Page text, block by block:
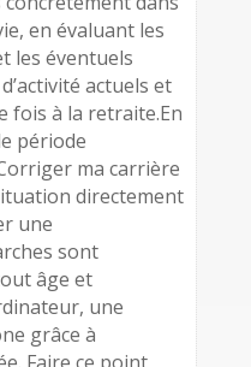
en évaluant les
les éventuels
actuels et
fois à la retraite.En
période
ma carrière
directement
une
sont
âge et
une
grâce à